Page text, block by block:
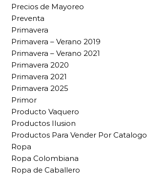
Precios de Mayoreo
Preventa
Primavera
Primavera – Verano 2019
Primavera – Verano 2021
Primavera 2020
Primavera 2021
Primavera 2025
Primor
Producto Vaquero
Productos Ilusion
Productos Para Vender Por Catalogo
Ropa
Ropa Colombiana
Ropa de Caballero